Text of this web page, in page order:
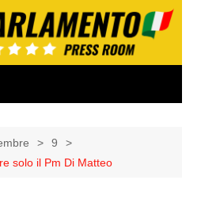
9
solo il Pm Di Matteo